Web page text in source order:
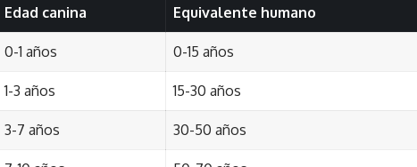
Edad canina Equivalente humano
0-1 años 0-15 años
1-3 años 15-30 años
3-7 años 30-50 años